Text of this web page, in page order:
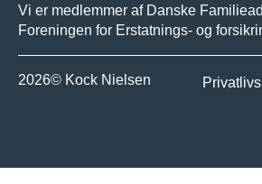
Vi er medlemmer af Danske
Foreningen for Erstatnings- og
2026© Kock Nielsen